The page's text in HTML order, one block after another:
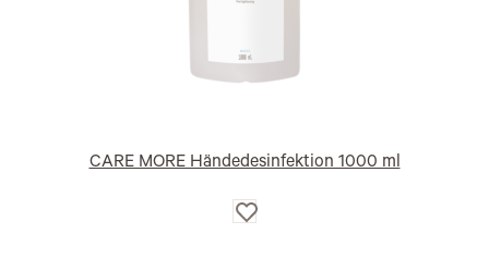
CARE MORE Händedesinfektion 1000 ml
Auf
die